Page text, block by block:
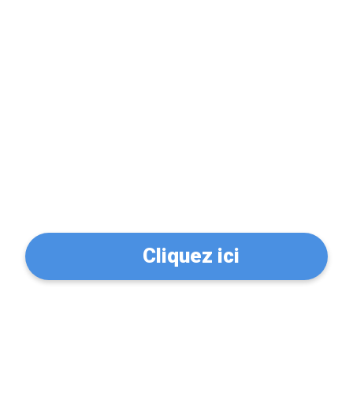
Cliquez ici